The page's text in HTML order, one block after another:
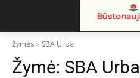
Žymės SBA Urba
Žymė: SBA Urba